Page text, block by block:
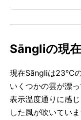
Sāngliの現
現在Sāngliは23°C
いくつかの雲が漂
表示温度通りに感
した風が吹いてい